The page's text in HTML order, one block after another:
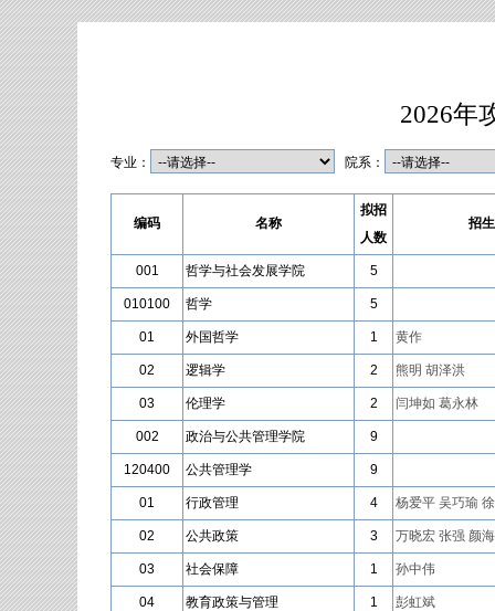
2026年
专业： 院系：
编码 名称
拟招
人数
招
001 哲学与社会发展学院 5
010100 哲学 5
01 外国哲学 1 黄作
02 逻辑学 2 熊明 胡泽洪
03 伦理学 2 闫坤如 葛永林
002 政治与公共管理学院 9
120400 公共管理学 9
01 行政管理 4 杨爱平 吴巧瑜
02 公共政策 3 万晓宏 张强 颜
03 社会保障 1 孙中伟
04 教育政策与管理 1 彭虹斌